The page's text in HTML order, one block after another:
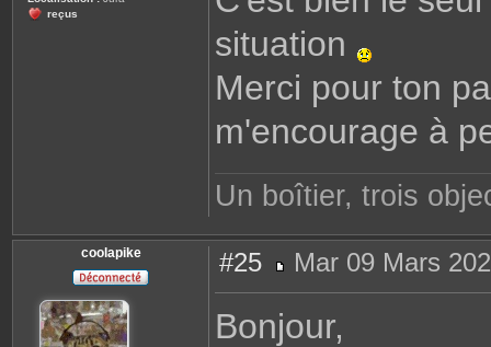
reçus
situation
Merci pour ton
m'encourage à
Un boîtier, trois
coolapike #25
e
a
Mar 09 Mars
Bonjour,